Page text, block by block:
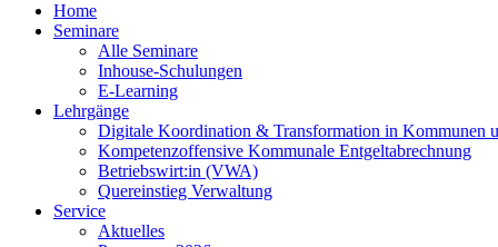
Home
Seminare
Alle Seminare
Inhouse-Schulungen
E-Learning
Lehrgänge
Digitale Koordination & Transformation in Kommunen
Kompetenzoffensive Kommunale Entgeltabrechnung
Betriebswirt:in (VWA)
Quereinstieg Verwaltung
Service
Aktuelles